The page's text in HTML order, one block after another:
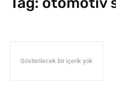
Gösterilecek bir içerik yok